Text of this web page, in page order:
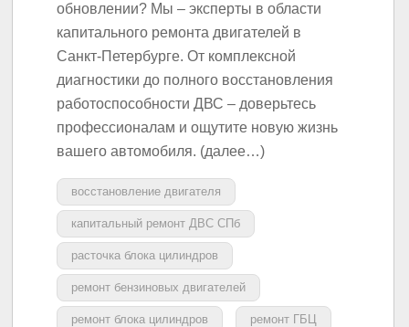
обновлении? Мы – эксперты в области
капитального ремонта двигателей в
Санкт-Петербурге. От комплексной
диагностики до полного восстановления
работоспособности ДВС – доверьтесь
профессионалам и ощутите новую жизнь
вашего автомобиля. (далее…)
восстановление двигателя
капитальный ремонт ДВС СПб
расточка блока цилиндров
ремонт бензиновых двигателей
ремонт блока цилиндров ремонт ГБЦ